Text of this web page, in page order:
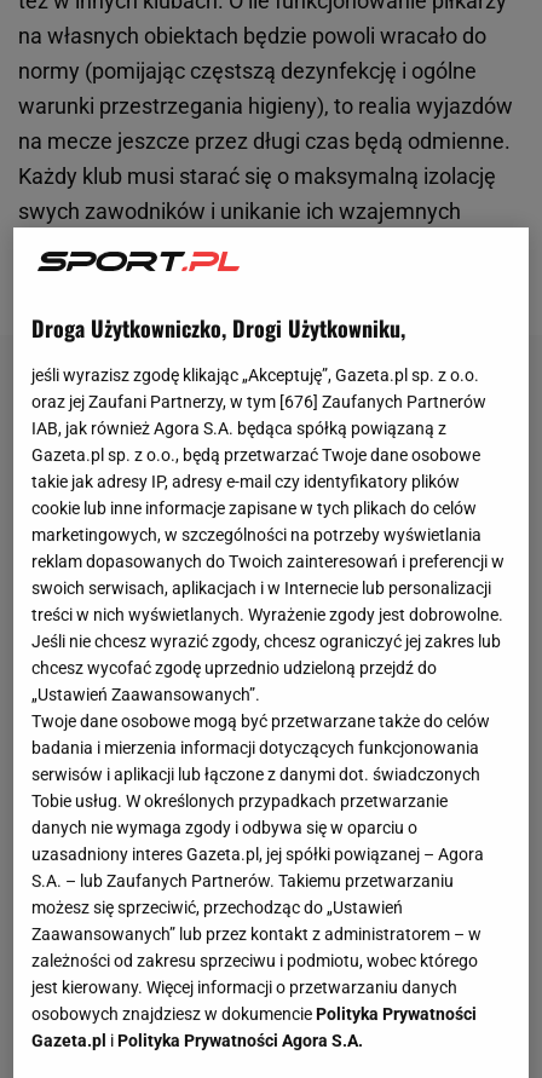
na własnych obiektach będzie powoli wracało do
normy (pomijając częstszą dezynfekcję i ogólne
warunki przestrzegania higieny), to realia wyjazdów
na mecze jeszcze przez długi czas będą odmienne.
Każdy klub musi starać się o maksymalną izolację
swych zawodników i unikanie ich wzajemnych
kontaktów. Środki, które temu służą i stosowane
Droga Użytkowniczko, Drogi Użytkowniku,
jeśli wyrazisz zgodę klikając „Akceptuję”, Gazeta.pl sp. z o.o.
oraz jej Zaufani Partnerzy, w tym [676] Zaufanych Partnerów
IAB, jak również Agora S.A. będąca spółką powiązaną z
Gazeta.pl sp. z o.o., będą przetwarzać Twoje dane osobowe
takie jak adresy IP, adresy e-mail czy identyfikatory plików
cookie lub inne informacje zapisane w tych plikach do celów
marketingowych, w szczególności na potrzeby wyświetlania
reklam dopasowanych do Twoich zainteresowań i preferencji w
swoich serwisach, aplikacjach i w Internecie lub personalizacji
treści w nich wyświetlanych. Wyrażenie zgody jest dobrowolne.
Jeśli nie chcesz wyrazić zgody, chcesz ograniczyć jej zakres lub
chcesz wycofać zgodę uprzednio udzieloną przejdź do
„Ustawień Zaawansowanych”.
Twoje dane osobowe mogą być przetwarzane także do celów
badania i mierzenia informacji dotyczących funkcjonowania
serwisów i aplikacji lub łączone z danymi dot. świadczonych
Tobie usług. W określonych przypadkach przetwarzanie
danych nie wymaga zgody i odbywa się w oparciu o
uzasadniony interes Gazeta.pl, jej spółki powiązanej – Agora
S.A. – lub Zaufanych Partnerów. Takiemu przetwarzaniu
możesz się sprzeciwić, przechodząc do „Ustawień
Zaawansowanych” lub przez kontakt z administratorem – w
zależności od zakresu sprzeciwu i podmiotu, wobec którego
jest kierowany. Więcej informacji o przetwarzaniu danych
osobowych znajdziesz w dokumenciePolityka Prywatności
Gazeta.pl iPolityka Prywatności Agora S.A.